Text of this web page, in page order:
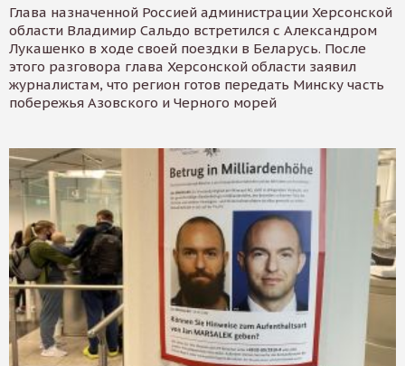
Глава назначенной Россией администрации Херсонской
области Владимир Сальдо встретился с Александром
Лукашенко в ходе своей поездки в Беларусь. После
этого разговора глава Херсонской области заявил
журналистам, что регион готов передать Минску часть
побережья Азовского и Черного морей